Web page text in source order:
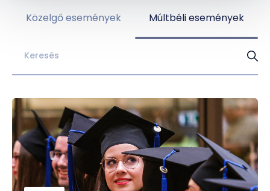
Közelgő események Múltbéli események